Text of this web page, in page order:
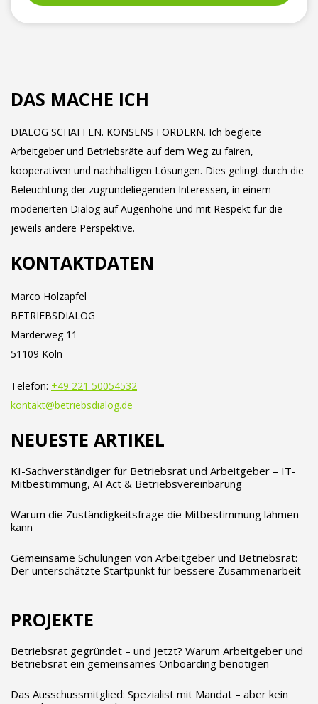
DAS MACHE ICH
DIALOG SCHAFFEN. KONSENS FÖRDERN. Ich begleite
Arbeitgeber und Betriebsräte auf dem Weg zu fairen,
kooperativen und nachhaltigen Lösungen. Dies gelingt durch die
Beleuchtung der zugrundeliegenden Interessen, in einem
moderierten Dialog auf Augenhöhe und mit Respekt für die
jeweils andere Perspektive.
KONTAKTDATEN
Marco Holzapfel
BETRIEBSDIALOG
Marderweg 11
51109 Köln
Telefon: +49 221 50054532
kontakt@betriebsdialog.de
NEUESTE ARTIKEL
KI-Sachverständiger für Betriebsrat und Arbeitgeber – IT-
Mitbestimmung, AI Act & Betriebsvereinbarung
Warum die Zuständigkeitsfrage die Mitbestimmung lähmen
kann
Gemeinsame Schulungen von Arbeitgeber und Betriebsrat:
Der unterschätzte Startpunkt für bessere Zusammenarbeit
PROJEKTE
Betriebsrat gegründet – und jetzt? Warum Arbeitgeber und
Betriebsrat ein gemeinsames Onboarding benötigen
Das Ausschussmitglied: Spezialist mit Mandat – aber kein